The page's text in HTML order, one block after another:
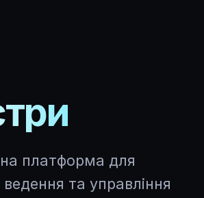
платформа для
та управління